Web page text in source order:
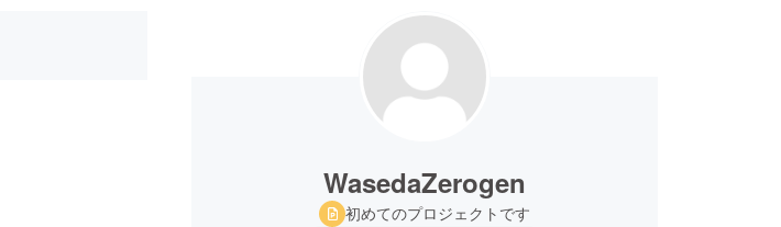
WasedaZerogen
初めてのプロジェクトです